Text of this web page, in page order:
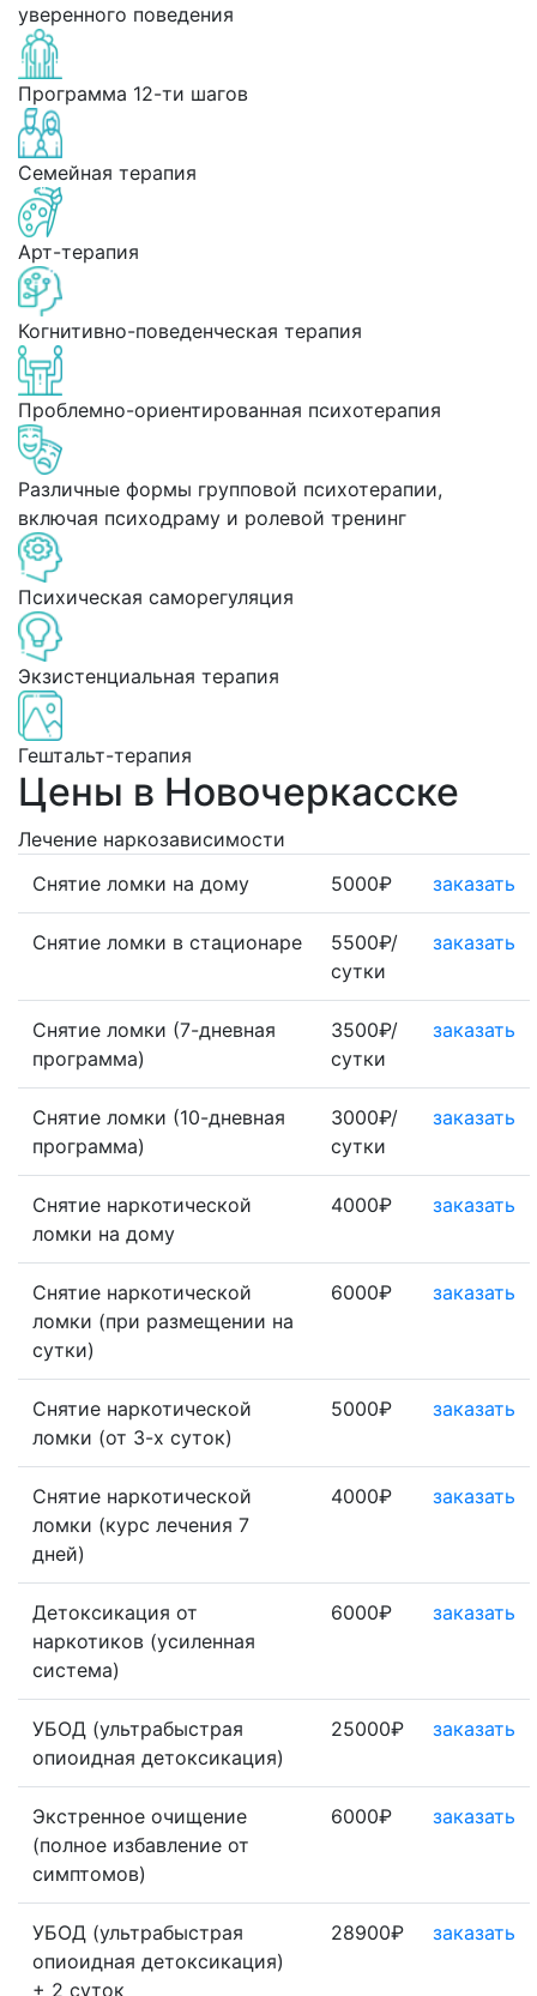
уверенного поведения
Программа 12-ти шагов
Семейная терапия
Арт-терапия
Когнитивно-поведенческая терапия
Проблемно-ориентированная психотерапия
Различные формы групповой психотерапии,
включая психодраму и ролевой тренинг
Психическая саморегуляция
Экзистенциальная терапия
Гештальт-терапия
Цены в Новочеркасске
Лечение наркозависимости
Снятие ломки на дому
5000₽ заказать
Снятие ломки в стационаре
5500₽/
сутки
заказать
Снятие ломки (7-дневная
программа)
3500₽/
сутки
заказать
Снятие ломки (10-дневная
программа)
3000₽/
сутки
заказать
Снятие наркотической
ломки на дому
4000₽ заказать
Снятие наркотической
ломки (при размещении на
сутки)
6000₽ заказать
Снятие наркотической
ломки (от 3-х суток)
5000₽ заказать
Снятие наркотической
ломки (курс лечения 7
дней)
4000₽ заказать
Детоксикация от
наркотиков (усиленная
система)
6000₽ заказать
УБОД (ультрабыстрая
опиоидная детоксикация)
25000₽ заказать
Экстренное очищение
(полное избавление от
симптомов)
6000₽ заказать
УБОД (ультрабыстрая
опиоидная детоксикация)
+ 2 суток
28900₽ заказать